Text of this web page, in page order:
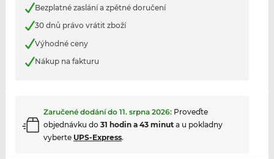
Bezplatné zaslání a zpětné doručení
30 dnů právo vrátit zboží
Výhodné ceny
Nákup na fakturu
Zaručené dodání do 11. srpna 2026: Proveďte
objednávku do 31 hodin a 43 minuta u pokladny
vyberte UPS-Express.